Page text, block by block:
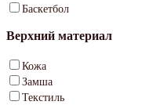
Баскетбол
Верхний материал
Кожа
Замша
Текстиль